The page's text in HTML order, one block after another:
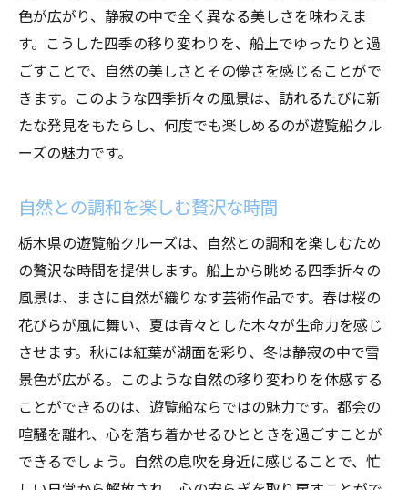
遊覧船から始まる心の旅路
自然と向き合うリラックスの旅
湖上から見る広大なパノラマ
遊覧船で巡る心の休息地
自然と共に心を開放するひととき
栃木県の遊覧船が叶える特別な体験パノラマの
遊覧船で味わう特別な自然体験
パノラマビューがもたらす感動の瞬間
湖上から感動する絶景の数々
特別な体験を提供する遊覧船クルーズ
視界いっぱいに広がる絶景の景色
遊覧船が叶える贅沢な自然体験
色が広がり、静寂の中で全く異なる美しさを味わえま
す。こうした四季の移り変わりを、船上でゆったりと過
ごすことで、自然の美しさとその儚さを感じることがで
きます。このような四季折々の風景は、訪れるたびに新
たな発見をもたらし、何度でも楽しめるのが遊覧船クル
ーズの魅力です。
自然との調和を楽しむ贅沢な時間
栃木県の遊覧船クルーズは、自然との調和を楽しむため
の贅沢な時間を提供します。船上から眺める四季折々の
風景は、まさに自然が織りなす芸術作品です。春は桜の
花びらが風に舞い、夏は青々とした木々が生命力を感じ
させます。秋には紅葉が湖面を彩り、冬は静寂の中で雪
景色が広がる。このような自然の移り変わりを体感する
ことができるのは、遊覧船ならではの魅力です。都会の
喧騒を離れ、心を落ち着かせるひとときを過ごすことが
できるでしょう。自然の息吹を身近に感じることで、忙